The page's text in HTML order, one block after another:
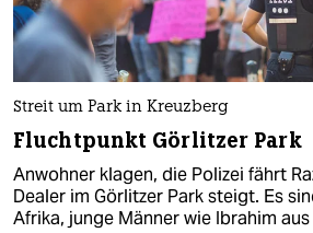
Streit um Park in Kreuzberg
Fluchtpunkt Görlitzer Park
Anwohner klagen, die Polizei fährt
Dealer im Görlitzer Park steigt. Es
Afrika, junge Männer wie Ibrahim